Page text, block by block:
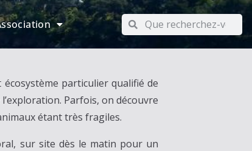
particulier qualifié de
Parfois, on découvre
étant très fragiles.
sur site dès le matin pour un